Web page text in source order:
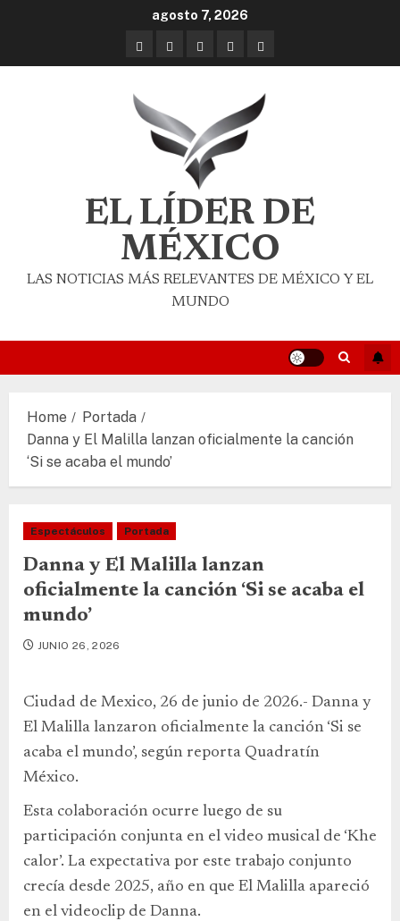
agosto 7, 2026
EL LÍDER DE
MÉXICO
LAS NOTICIAS MÁS RELEVANTES DE MÉXICO Y EL
MUNDO
Home
Portada
Danna y El Malilla lanzan oficialmente la canción
‘Si se acaba el mundo’
Espectáculos Portada
Danna y El Malilla lanzan
oficialmente la canción ‘Si se acaba el
mundo’
JUNIO 26, 2026
Ciudad de Mexico, 26 de junio de 2026.- Danna y
El Malilla lanzaron oficialmente la canción ‘Si se
acaba el mundo’, según reporta Quadratín
México.
Esta colaboración ocurre luego de su
participación conjunta en el video musical de ‘Khe
calor’. La expectativa por este trabajo conjunto
crecía desde 2025, año en que El Malilla apareció
en el videoclip de Danna.